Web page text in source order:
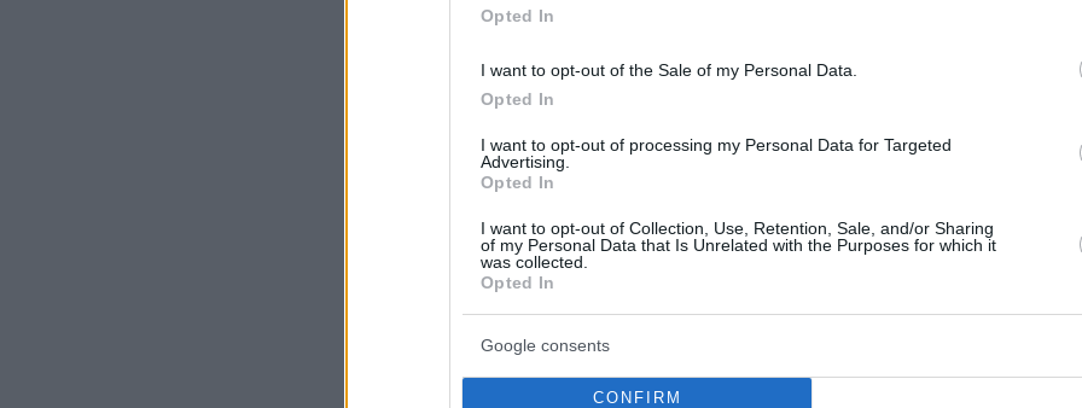
Opted In
I want to opt-out of the Sale of my Personal Data.
Opted In
I want to opt-out of processing my Personal Data for Targeted
Advertising.
Opted In
I want to opt-out of Collection, Use, Retention, Sale, and/or Sharing
of my Personal Data that Is Unrelated with the Purposes for which it
was collected.
Opted In
Google consents
CONFIRM
τις ειδήσεις
που συμβαίνουν, στοProtothema.gr
ΣΧΟΛΙΑ (4)
Με ελεύθερους αθλητές 16.07.2025, 11:09